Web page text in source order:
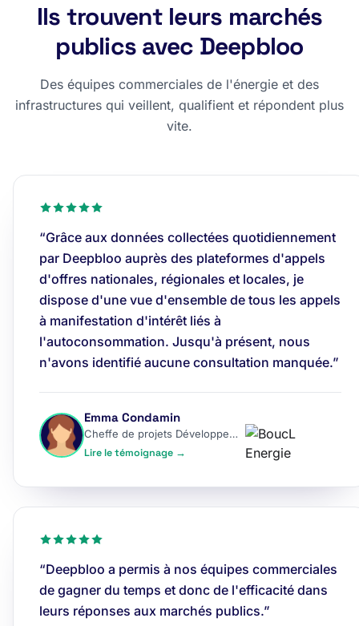
Ils trouvent leurs marchés
publics avec Deepbloo
Des équipes commerciales de l'énergie et des
infrastructures qui veillent, qualifient et répondent plus
vite.
“Grâce aux données collectées quotidiennement
par Deepbloo auprès des plateformes d'appels
d'offres nationales, régionales et locales, je
dispose d'une vue d'ensemble de tous les appels
à manifestation d'intérêt liés à
l'autoconsommation. Jusqu'à présent, nous
n'avons identifié aucune consultation manquée.”
Emma Condamin
Cheffe de projets Développement
Lire le témoignage →
“Deepbloo a permis à nos équipes commerciales
de gagner du temps et donc de l'efficacité dans
leurs réponses aux marchés publics.”